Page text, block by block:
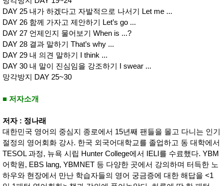
DAY 25 내가 하겠다고 자발적으로 나서기 Let me ...
DAY 26 함께 가자고 제안하기 Let’s go ...
DAY 27 언제인지 물어보기 When is ...?
DAY 28 결과 말하기 That’s why ...
DAY 29 내 의견 말하기 I think ...
DAY 30 내 말이 진심임을 강조하기 I swear ...
망각방지 DAY 25~30
■ 저자소개
저자 : 정나래
대한민국 영어의 중심지 종로에서 15년째 팬들을 몰고 다니는 인기
절정의 영어회화 강사. 한국 외국어대학교를 졸업하고 동 대학에서
TESOL 과정, 뉴욕 시립 Hunter College에서 IELI를 수료했다. YBM
어학원, EBS lang, YBMNET 등 다양한 곳에서 강의하며 터득한 노
하우와 현장에서 만난 학습자들의 영어 궁금증에 대한 해답을 <1